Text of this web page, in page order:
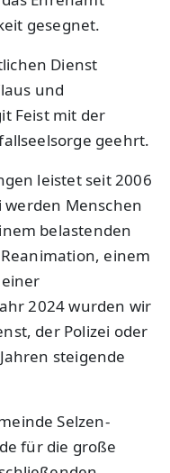
gesegnet.
Dienst
und
Feist mit der
geehrt.
leistet seit 2006
werden Menschen
belastenden
einem
2024 wurden wir
der Polizei oder
steigende
Selzen-
für die große